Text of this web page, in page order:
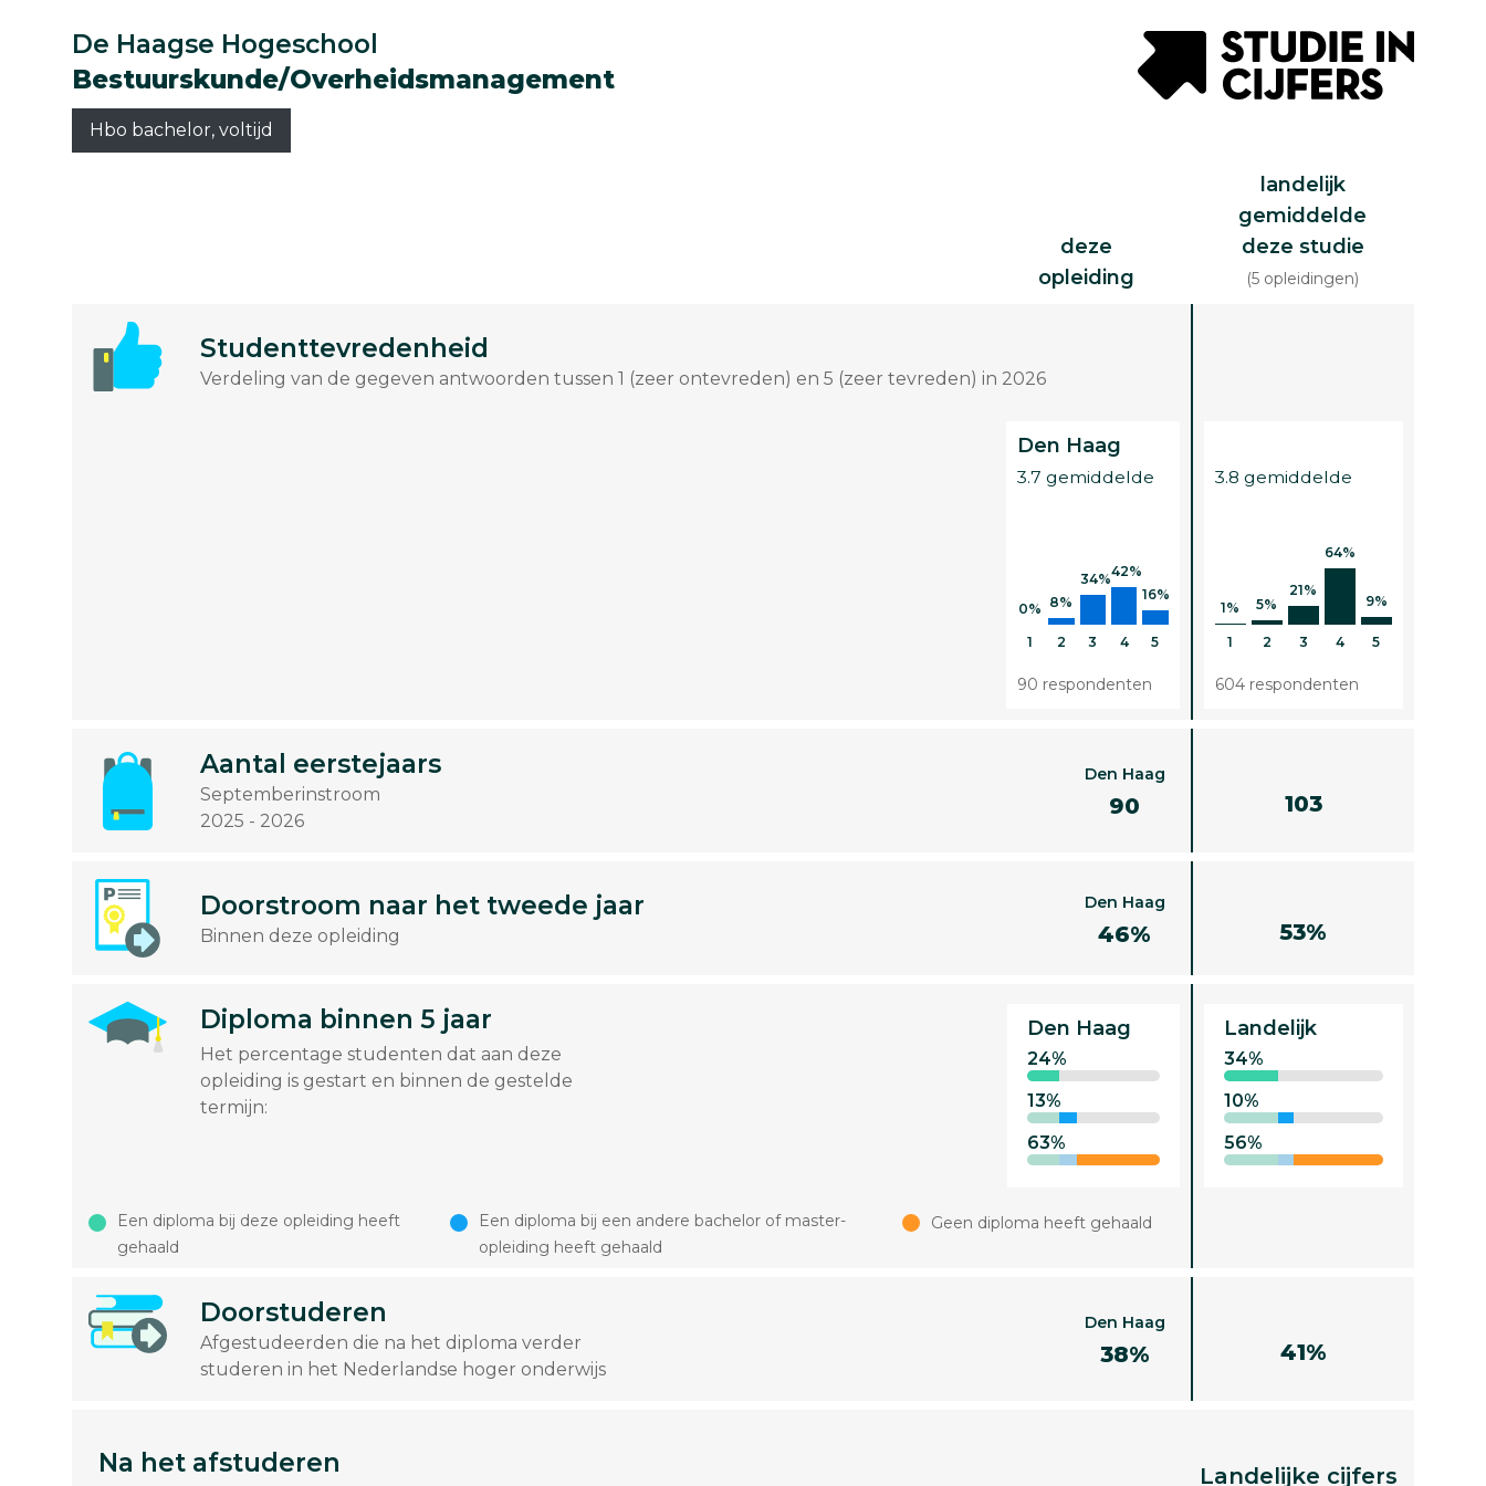
De Haagse Hogeschool
Bestuurskunde/Overheidsmanagement
Hbo bachelor, voltijd
deze
opleiding
landelijk
gemiddelde
deze studie
(5 opleidingen)
Studenttevredenheid
Verdeling van de gegeven antwoorden tussen 1 (zeer ontevreden) en 5 (zeer tevreden) in 2026
Den Haag
3.7 gemiddelde
0%
1
8%
2
34%
3
42%
4
16%
5
90 respondenten
3.8 gemiddelde
1%
1
5%
2
21%
3
64%
4
9%
5
604 respondenten
Aantal eerstejaars
Septemberinstroom
2025 - 2026
Den Haag
90 103
Doorstroom naar het tweede jaar
Binnen deze opleiding
Den Haag
46% 53%
Diploma binnen 5 jaar
Het percentage studenten dat aan deze
opleiding is gestart en binnen de gestelde
termijn:
Den Haag
24%
13%
63%
Landelijk
34%
10%
56%
Een diploma bij deze opleiding heeft
gehaald
Een diploma bij een andere bachelor of master-
opleiding heeft gehaald
Geen diploma heeft gehaald
Doorstuderen
Afgestudeerden die na het diploma verder
studeren in het Nederlandse hoger onderwijs
Den Haag
38% 41%
Na het afstuderen Landelijke cijfers